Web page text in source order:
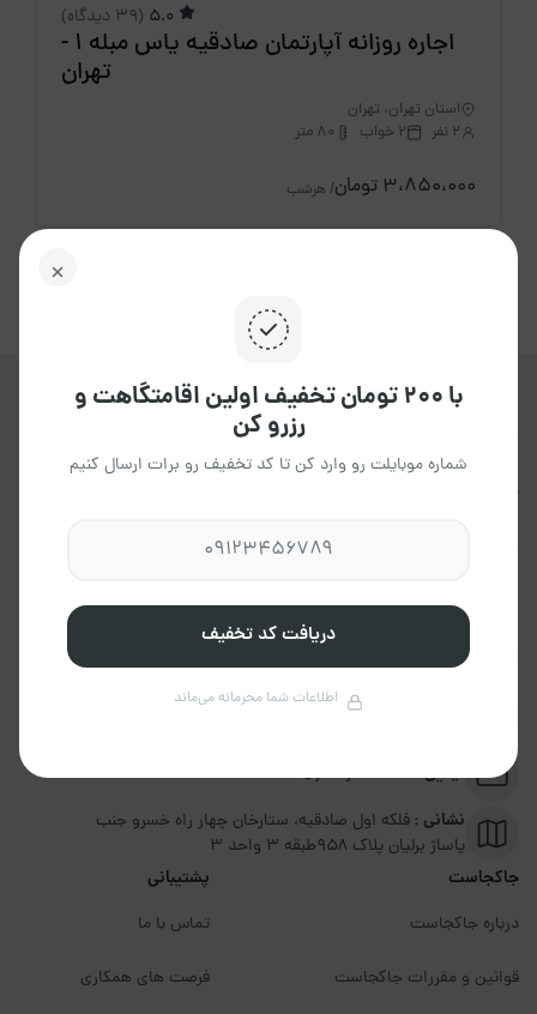
(39 دیدگاه)
اجاره روزانه آپارتمان صادقیه یاس مبله 1 -
تهران
استان تهران، تهران
2 نفر
2 خواب 80 متر
3،850،000 تومان / هرشب
جاکجاست یک پلتفرم آنلاین هوشمند ،
برای اجاره انواع اقامتگاه ها ، در تمامی
تلفن :
ایمیل :info@jakojast.com
نشانی :فلکه اول صادقیه، ستارخان چهار راه خسرو جنب
پاساژ برلیان پلاک ۹۵۸طبقه 3 واحد 3
جاکجاست
درباره جاکجاست
قوانین و مقررات جاکجاست
پشتیبانی
تماس با ما
فرصت های همکاری
با ۲۰۰ تومان تخفیف اولین اقامتگاهت و
رزرو کن
شماره موبایلت رو وارد کن تا کد تخفیف رو برات ارسال کنیم
دریافت کد تخفیف
اطلاعات شما محرمانه می‌ماند